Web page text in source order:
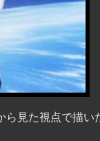
見た視点で描い